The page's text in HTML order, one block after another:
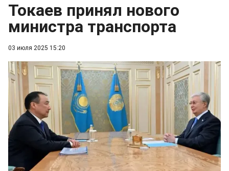
03 июля 2025 15:20
Токаев принял нового
министра транспорта